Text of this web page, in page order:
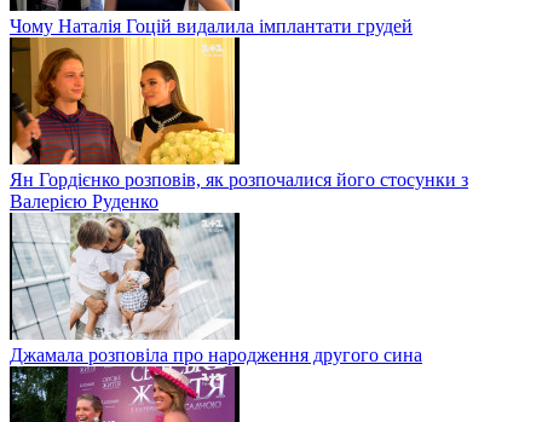
Чому Наталія Гоцій видалила імплантати грудей
Ян Гордієнко розповів, як розпочалися його стосунки з
Валерією Руденко
Джамала розповіла про народження другого сина